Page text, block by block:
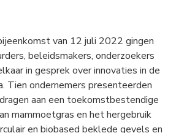
van 12 juli 2022 gingen
beleidsmakers, onderzoekers
in gesprek over innovaties in de
Tien ondernemers presenteerden
aan een toekomstbestendige
mammoetgras en het hergebruik
en biobased beklede gevels en